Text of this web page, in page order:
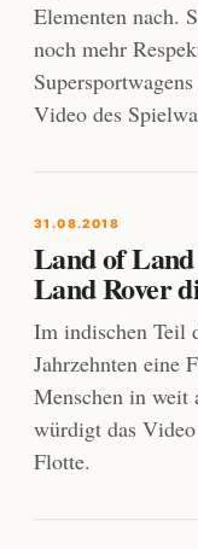
Elementen nach.
noch mehr
Video des
31.08.2018
Land of Land
Land Rover
Im indischen Teil
Jahrzehnten eine
Menschen in weit
würdigt das
Flotte.